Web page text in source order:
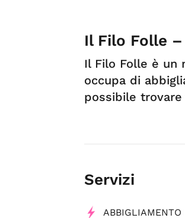
Il Filo Folle
Il Filo Folle è un
occupa di
possibile
Servizi
ABBIGLIAMENTO